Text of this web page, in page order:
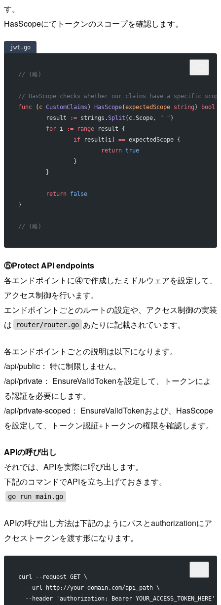
す。
HasScopeにてトークンのスコープを確認します。
jwt.go
// (略)
// HasScope checks whether our claims have a specific
func ( c CustomClaims ) HasScope(expectedScope string) bool
	result
:= strings.Split (c.Scope, " " )
	for
i := range result {
		if
result[i] == expectedScope {
			return
true
		}
	}
	return
false
}
// (略)
⑤Protect API endpoints
各エンドポイントに④で作成したミドルウェアを設定して、
アクセス制御を行います。
エンドポイントごとのルートの設定や、アクセス制御の実装
は
router/router.go あたりに記載されています。
各エンドポイントごとの説明は以下になります。
/api/public： 特に制限しません。
/api/private： EnsureValidTokenを設定して、トークンによ
る認証を必要にします。
/api/private-scoped： EnsureValidTokenおよび、HasScope
を設定して、トークン認証+トークンの権限を確認します。
APIの呼び出し
それでは、APIを実際に呼び出します。
下記のコマンドでAPIを立ち上げておきます。
go run main.go
APIの呼び出し方法は下記のようにパスとauthorizationにア
クセストークンを渡す形になります。
curl --request GET \
  --url http://your-domain.com/api_path \
  --header 'authorization: Bearer YOUR_ACCESS_TOKEN_HERE'